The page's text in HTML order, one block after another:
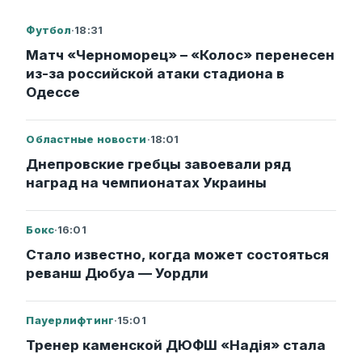
Футбол·18:31
Матч «Черноморец» – «Колос» перенесен
из-за российской атаки стадиона в
Одессе
Областные новости·18:01
Днепровские гребцы завоевали ряд
наград на чемпионатах Украины
Бокс·16:01
Стало известно, когда может состояться
реванш Дюбуа — Уордли
Пауерлифтинг·15:01
Тренер каменской ДЮФШ «Надія» стала